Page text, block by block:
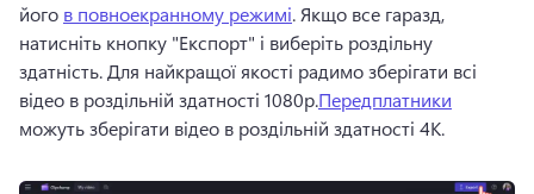
його в повноекранному режимі. Якщо все гаразд,
натисніть кнопку "Експорт" і виберіть роздільну
здатність. Для найкращої якості радимо зберігати всі
відео в роздільній здатності 1080p.Передплатники
можуть зберігати відео в роздільній здатності 4K.